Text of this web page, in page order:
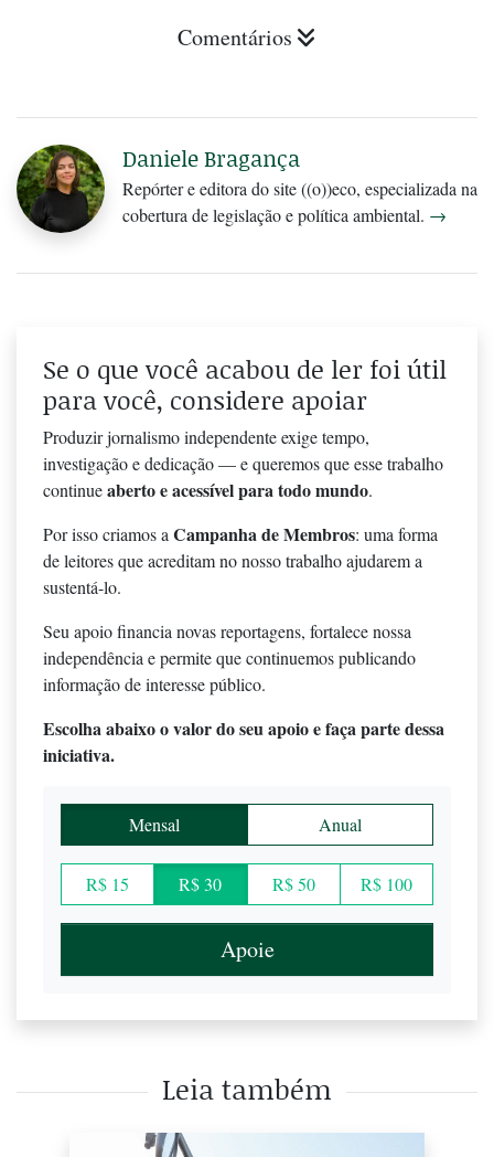
Comentários
Daniele Bragança
Repórter e editora do site ((o))eco, especializada na
cobertura de legislação e política ambiental. →
Se o que você acabou de ler foi útil
para você, considere apoiar
Produzir jornalismo independente exige tempo,
investigação e dedicação — e queremos que esse trabalho
continueaberto e acessível para todo mundo.
Por isso criamos a Campanha de Membros: uma forma
de leitores que acreditam no nosso trabalho ajudarem a
sustentá-lo.
Seu apoio financia novas reportagens, fortalece nossa
independência e permite que continuemos publicando
informação de interesse público.
Escolha abaixo o valor do seu apoio e faça parte dessa
iniciativa.
Mensal Anual
R$ 15 R$ 30 R$ 50 R$ 100
Apoie
Leia também